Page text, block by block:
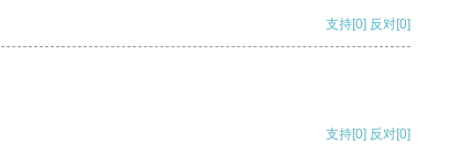
支持[0] 反对[0]
支持[0] 反对[0]